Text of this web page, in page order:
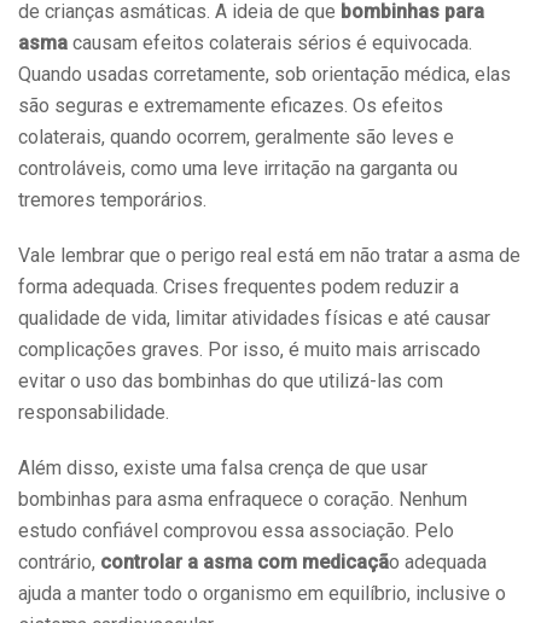
de crianças asmáticas. A ideia de que bombinhas para
asma causam efeitos colaterais sérios é equivocada.
Quando usadas corretamente, sob orientação médica, elas
são seguras e extremamente eficazes. Os efeitos
colaterais, quando ocorrem, geralmente são leves e
controláveis, como uma leve irritação na garganta ou
tremores temporários.
Vale lembrar que o perigo real está em não tratar a asma de
forma adequada. Crises frequentes podem reduzir a
qualidade de vida, limitar atividades físicas e até causar
complicações graves. Por isso, é muito mais arriscado
evitar o uso das bombinhas do que utilizá-las com
responsabilidade.
Além disso, existe uma falsa crença de que usar
bombinhas para asma enfraquece o coração. Nenhum
estudo confiável comprovou essa associação. Pelo
contrário, controlar a asma com medicação adequada
ajuda a manter todo o organismo em equilíbrio, inclusive o